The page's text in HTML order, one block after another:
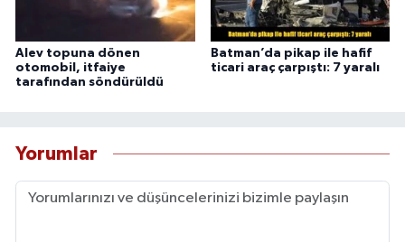
Alev topuna dönen
otomobil, itfaiye
tarafından söndürüldü
Batman’da pikap ile hafif
ticari araç çarpıştı: 7 yaralı
Yorumlar